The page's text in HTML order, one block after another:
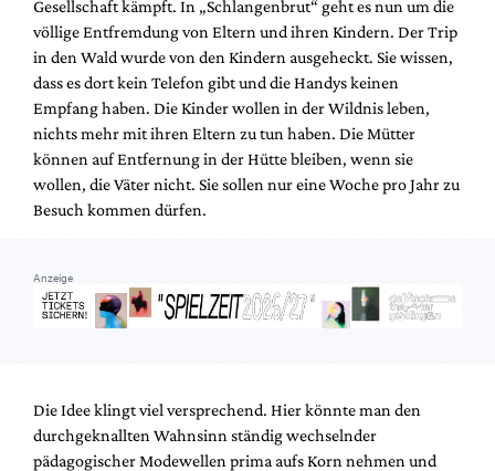
Gesellschaft kämpft. In „Schlangenbrut“ geht es nun um die
völlige Entfremdung von Eltern und ihren Kindern. Der Trip
in den Wald wurde von den Kindern ausgeheckt. Sie wissen,
dass es dort kein Telefon gibt und die Handys keinen
Empfang haben. Die Kinder wollen in der Wildnis leben,
nichts mehr mit ihren Eltern zu tun haben. Die Mütter
können auf Entfernung in der Hütte bleiben, wenn sie
wollen, die Väter nicht. Sie sollen nur eine Woche pro Jahr zu
Besuch kommen dürfen.
Anzeige
Die Idee klingt viel versprechend. Hier könnte man den
durchgeknallten Wahnsinn ständig wechselnder
pädagogischer Modewellen prima aufs Korn nehmen und